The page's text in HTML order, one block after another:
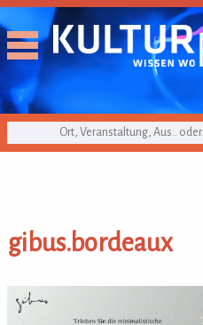
KULTURpur Suche
gibus.bordeaux
gibus.bordeaux